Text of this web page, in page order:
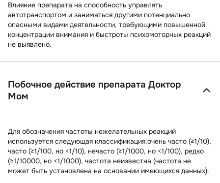
Влияние препарата на способность управлять
автотранспортом и заниматься другими потенциально
опасными видами деятельности, требующими повышенной
концентрации внимания и быстроты психомоторных реакций
не выявлено.
Побочное действие препарата Доктор
Мом
Для обозначения частоты нежелательных реакций
используется следующая классификация:очень часто (≥1/10),
часто (≥1/100, но <1/10), нечасто (≥1/1000, но <1/100), редко
(≥1/10000, но <1/1000), частота неизвестна (частота не
может быть установлена на основании имеющихся данных).